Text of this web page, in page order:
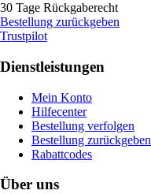
30 Tage Rückgaberecht
Bestellung zurückgeben
Trustpilot
Dienstleistungen
Mein Konto
Hilfecenter
Bestellung verfolgen
Bestellung zurückgeben
Rabattcodes
Über uns